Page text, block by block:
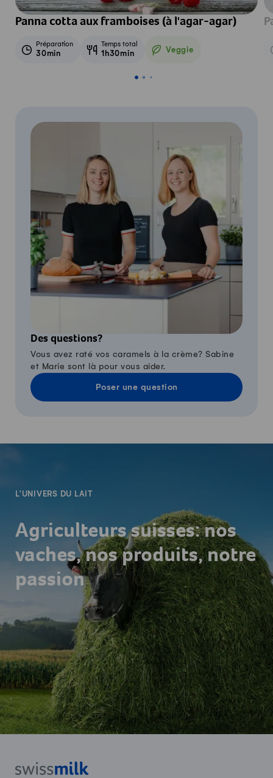
Panna cotta aux framboises (à l'agar-agar)
Préparation
30min
Temps total
1h30min Veggie
Veggie
Des questions?
Vous avez raté vos caramels à la crème? Sabine
et Marie sont là pour vous aider.
Poser une question
L'UNIVERS DU LAIT
Agriculteurs suisses: nos
vaches, nos produits, notre
passion